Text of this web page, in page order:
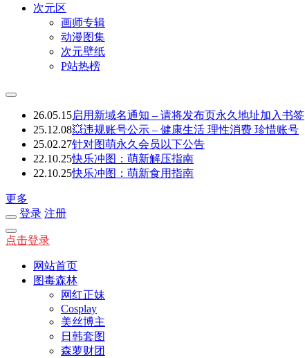
次元区
画师专辑
动漫图集
次元壁纸
P站热榜
26.05.15启用新域名通知 – 请将发布页永久地址加入书签
25.12.08💥违规账号公示 – 健康生活 理性消费 珍惜账号
25.02.27针对图萌永久会员以下公告
22.10.25快乐冲图：萌新解压指南
22.10.25快乐冲图：萌新食用指南
更多
登录 注册
点击登录
网站首页
图毒森林
网红正妹
Cosplay
美丝博主
日韩套图
森萝财团